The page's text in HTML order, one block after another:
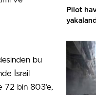
bu
İsrail
72 bin 803’e,
Pilot